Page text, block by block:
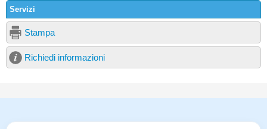
Servizi
Stampa
Richiedi informazioni